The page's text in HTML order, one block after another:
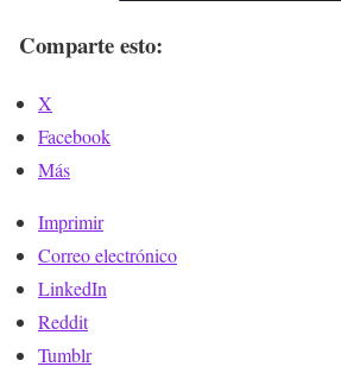
Comparte esto:
X
Facebook
Más
Imprimir
Correo electrónico
LinkedIn
Reddit
Tumblr